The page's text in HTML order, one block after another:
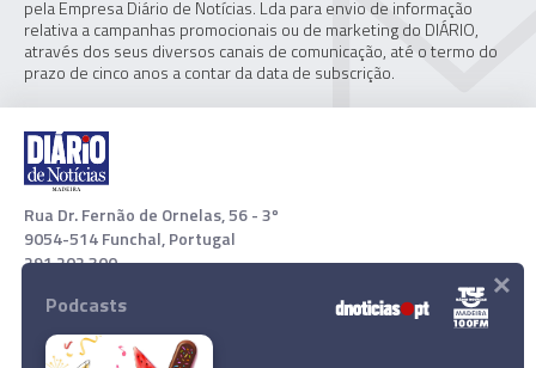
pela Empresa Diário de Notícias. Lda para envio de informação
relativa a campanhas promocionais ou de marketing do DIÁRIO,
através dos seus diversos canais de comunicação, até o termo do
prazo de cinco anos a contar da data de subscrição.
Rua Dr. Fernão de Ornelas, 56 - 3º
9054-514 Funchal, Portugal
291 202 300
Download App
Podcasts ×